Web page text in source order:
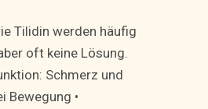
Tilidin werden häufig
oft keine Lösung.
Schmerz und
Bewegung •